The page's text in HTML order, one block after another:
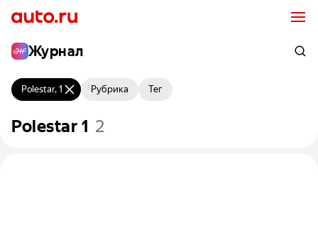
Журнал
Polestar, 1 Рубрика Тег
Polestar1